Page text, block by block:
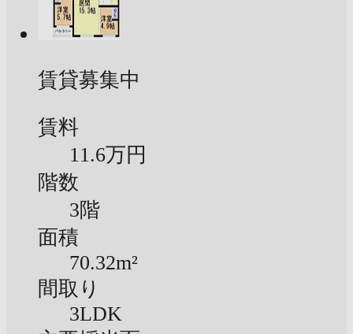
賃貸募集中
賃料
11.6万円
階数
3階
面積
70.32m²
間取り
3LDK